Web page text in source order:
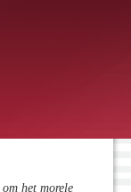
het morele